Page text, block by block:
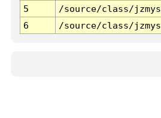
5
/source/class/
6
/source/class/